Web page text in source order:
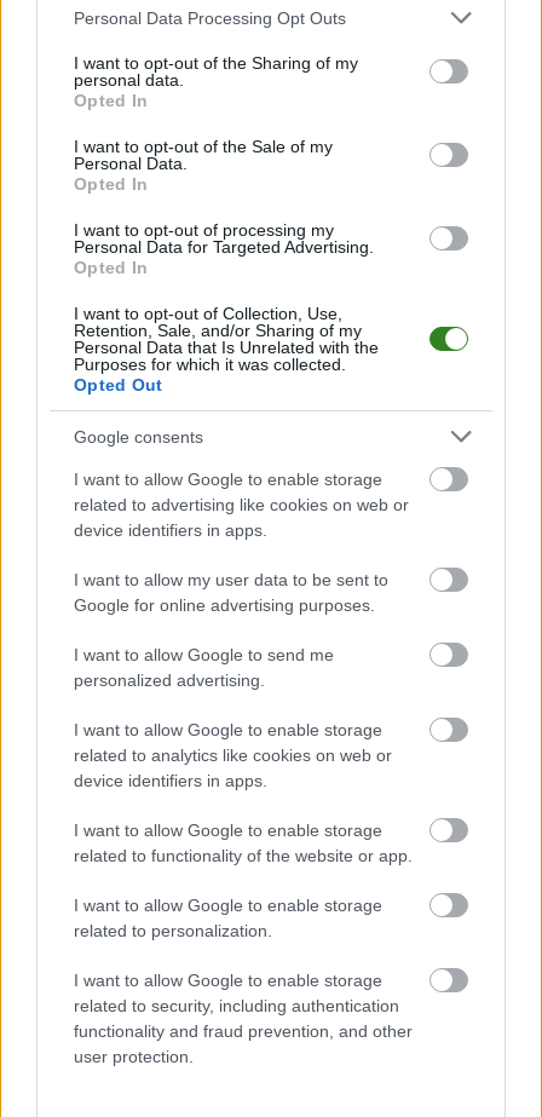
Please note that this website/app uses one or more Google
not limited to your visit or usage behaviour. You may click to
grant or deny consent to Google and its third-party tags to
use your data for below specified purposes in below Google
consent section.
Personal Data Processing Opt Outs
I want to opt-out of the Sharing of my
personal data.
Opted In
I want to opt-out of the Sale of my
Personal Data.
Opted In
I want to opt-out of processing my
Personal Data for Targeted Advertising.
Opted In
I want to opt-out of Collection, Use,
Retention, Sale, and/or Sharing of my
Personal Data that Is Unrelated with the
Purposes for which it was collected.
Opted Out
Google consents
I want to allow Google to enable storage
related to advertising like cookies on web or
device identifiers in apps.
I want to allow my user data to be sent to
Google for online advertising purposes.
I want to allow Google to send me
personalized advertising.
I want to allow Google to enable storage
related to analytics like cookies on web or
device identifiers in apps.
I want to allow Google to enable storage
related to functionality of the website or app.
I want to allow Google to enable storage
related to personalization.
I want to allow Google to enable storage
related to security, including authentication
functionality and fraud prevention, and other
user protection.
San Mrzygłód
19-30
Nelson Polańczyk
LKS Górzanka
6-53
LKS Olszanica
Lotnik Ustjanowa - strzelcy bramek
PIŁKARZ
Brak statystyk
Lotnik Ustjanowa - powiązane newsy
Arłamów Ustrzyki
Dolne będzie miał
2022-02-24 16:18
Arłamów Ustrzyki Dolne od nowego sezonu będzie miał drugą
drużynę. Beniaminek 4 ligi podkarpackiej podpisał umowę w tej
sprawie z Lotnikiem Ustjanowa. &nbsp; Arłamów Ustrzyki Dolne
oraz Lotnik Ustjanowa nawiązały współprace, wobec czego
beniaminek 4 ligi podkarpackiej od przyszłego...
Lotnik Ustjanowa - wszystkie powiązane newsy
Asseco Resovia| Developres Rzeszów |ITA TOOLS Stal Mielec
Cellfast Wilki Krosno| Texom Stal Rzeszów|Stal Mielec
Motor Lublin|Stal Rzeszów| Stal Stalowa Wola|Wisła Kraków
Resovia|Wieczysta Kraków